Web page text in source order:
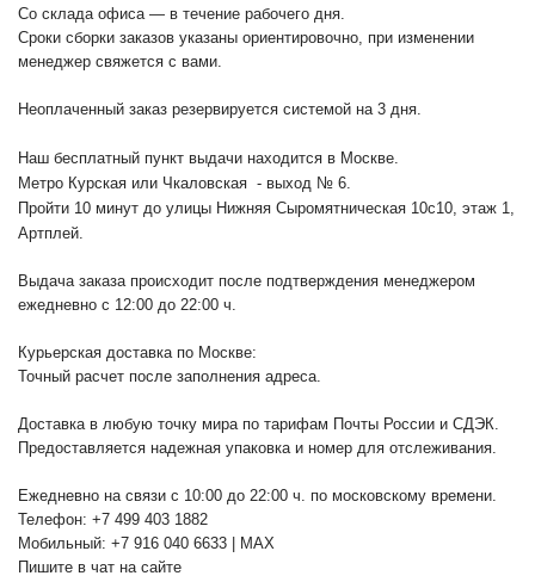
Со склада офиса — в течение рабочего дня.
Сроки сборки заказов указаны ориентировочно, при изменении
менеджер свяжется с вами.
Неоплаченный заказ резервируется системой на 3 дня.
Наш бесплатный пункт выдачи находится в Москве.
Метро Курская или Чкаловская - выход № 6.
Пройти 10 минут до улицы Нижняя Сыромятническая 10с10, этаж 1,
Артплей.
Выдача заказа происходит после подтверждения менеджером
ежедневно с 12:00 до 22:00 ч.
Курьерская доставка по Москве:
Точный расчет после заполнения адреса.
Доставка в любую точку мира по тарифам Почты России и СДЭК.
Предоставляется надежная упаковка и номер для отслеживания.
Ежедневно на связи с 10:00 до 22:00 ч. по московскому времени.
Телефон: +7 499 403 1882
Мобильный: +7 916 040 6633 | MAX
Пишите в чат на сайте